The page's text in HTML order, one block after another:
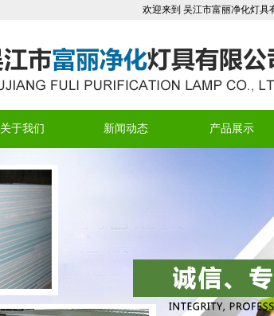
欢迎来到 吴江市富丽净化灯具有限公司
关于我们 新闻动态 产品展示